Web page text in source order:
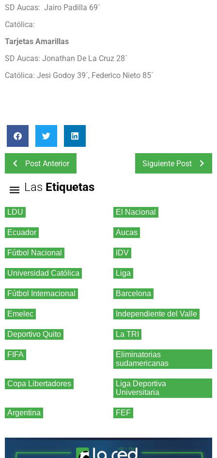
SD Aucas: Jairo Padilla 69´
Católica:
Tarjetas Amarillas
SD Aucas: Jonathan De La Cruz 28´
Católica: Jesi Godoy 39´, Federico Nieto 85´
Post Anterior Siguiente Post
Las Etiquetas
LDU El Nacional
Ecuador Aucas
Fútbol Nacional IDV
Universidad Católica Liga
Fútbol Internacional Barcelona
Emelec Independiente del Valle
Deportivo Quito La TRI
FIFA
Eliminatorias
sudamericanas
Copa Libertadores
Liga Deportiva
Universitaria
Argentina FEF